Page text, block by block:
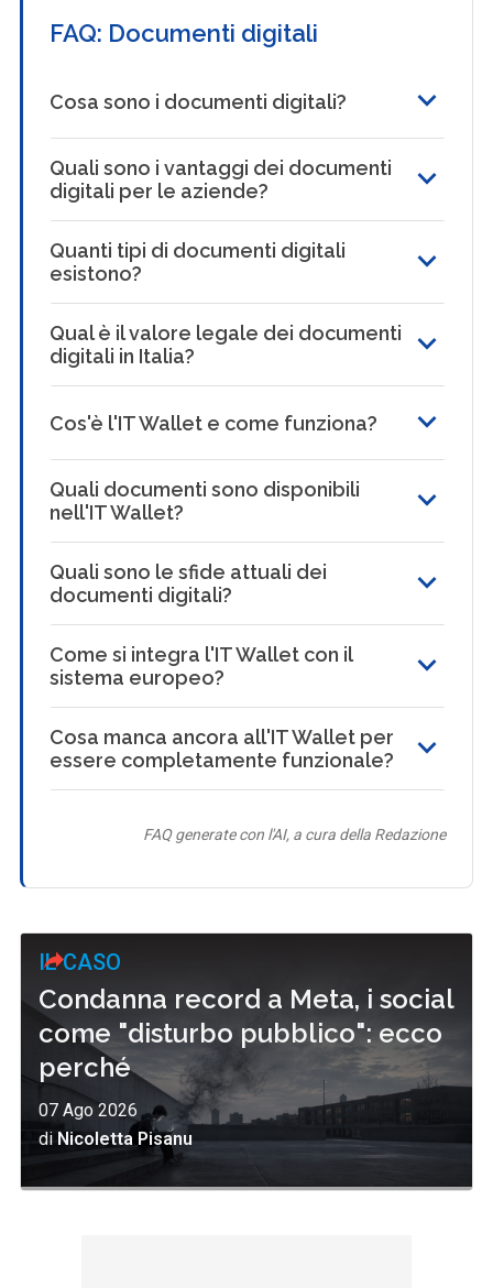
FAQ: Documenti digitali
Cosa sono i documenti digitali?
Quali sono i vantaggi dei documenti
digitali per le aziende?
Quanti tipi di documenti digitali
esistono?
Qual è il valore legale dei documenti
digitali in Italia?
Cos'è l'IT Wallet e come funziona?
Quali documenti sono disponibili
nell'IT Wallet?
Quali sono le sfide attuali dei
documenti digitali?
Come si integra l'IT Wallet con il
sistema europeo?
Cosa manca ancora all'IT Wallet per
essere completamente funzionale?
FAQ generate con l'AI, a cura della Redazione
IL CASO
Condanna record a Meta, i social
come "disturbo pubblico": ecco
perché
07 Ago 2026
di Nicoletta Pisanu